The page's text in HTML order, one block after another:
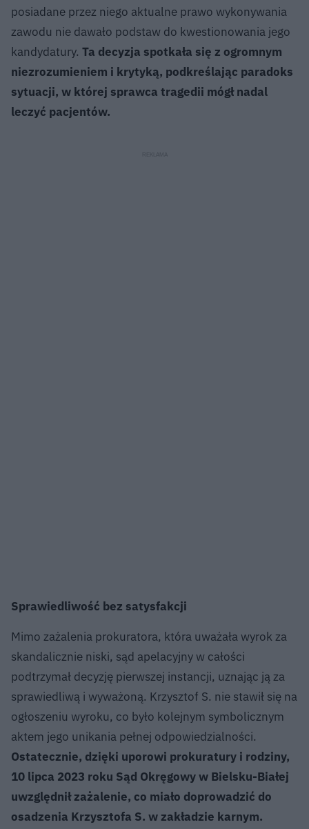
posiadane przez niego aktualne prawo wykonywania
zawodu nie dawało podstaw do kwestionowania jego
kandydatury. Ta decyzja spotkała się z ogromnym
niezrozumieniem i krytyką, podkreślając paradoks
sytuacji, w której sprawca tragedii mógł nadal
leczyć pacjentów.
Sprawiedliwość bez satysfakcji
Mimo zażalenia prokuratora, która uważała wyrok za
skandalicznie niski, sąd apelacyjny w całości
podtrzymał decyzję pierwszej instancji, uznając ją za
sprawiedliwą i wyważoną. Krzysztof S. nie stawił się na
ogłoszeniu wyroku, co było kolejnym symbolicznym
aktem jego unikania pełnej odpowiedzialności.
Ostatecznie, dzięki uporowi prokuratury i rodziny,
10 lipca 2023 roku Sąd Okręgowy w Bielsku-Białej
uwzględnił zażalenie, co miało doprowadzić do
osadzenia Krzysztofa S. w zakładzie karnym.